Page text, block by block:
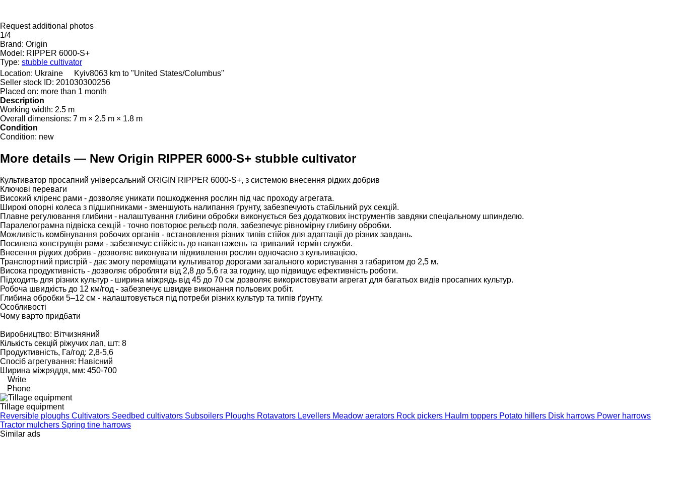
Request additional photos
1/4
Brand: Origin
Model: RIPPER 6000-S+
Type: stubble cultivator
Location: Ukraine Kyiv8063 km to "United States/Columbus"
Seller stock ID: 201030300256
Placed on: more than 1 month
Description
Working width: 2.5 m
Overall dimensions: 7 m × 2.5 m × 1.8 m
Condition
Condition: new
More details — New Origin RIPPER 6000-S+ stubble cultivator
Культиватор просапний універсальний ORIGIN RIPPER 6000-S+, з системою внесення рідких добрив
Ключові переваги
Високий кліренс рами - дозволяє уникати пошкодження рослин під час проходу агрегата.
Широкі опорні колеса з підшипниками - зменшують налипання ґрунту, забезпечують стабільний рух секцій.
Плавне регулювання глибини - налаштування глибини обробки виконується без додаткових інструментів завдяки спеціальному шпинделю.
Паралелограмна підвіска секцій - точно повторює рельєф поля, забезпечує рівномірну глибину обробки.
Можливість комбінування робочих органів - встановлення різних типів стійок для адаптації до різних завдань.
Посилена конструкція рами - забезпечує стійкість до навантажень та тривалий термін служби.
Внесення рідких добрив - дозволяє виконувати підживлення рослин одночасно з культивацією.
Транспортний пристрій - дає змогу переміщати культиватор дорогами загального користування з габаритом до 2,5 м.
Висока продуктивність - дозволяє обробляти від 2,8 до 5,6 га за годину, що підвищує ефективність роботи.
Підходить для різних культур - ширина міжрядь від 45 до 70 см дозволяє використовувати агрегат для багатьох видів просапних культур.
Робоча швидкість до 12 км/год - забезпечує швидке виконання польових робіт.
Глибина обробки 5–12 см - налаштовується під потреби різних культур та типів ґрунту.
Особливості
Чому варто придбати
Виробництво: Вітчизняний
Кількість секцій ріжучих лап, шт: 8
Продуктивність, Га/год: 2,8-5,6
Спосіб агрегування: Навісний
Ширина міжряддя, мм: 450-700
Write
Phone
Tillage equipment
Reversible ploughs Cultivators Seedbed cultivators Subsoilers Ploughs Rotavators Levellers Meadow aerators Rock pickers Haulm toppers Potato hillers Disk harrows Power harrows
Tractor mulchers Spring tine harrows
Similar ads